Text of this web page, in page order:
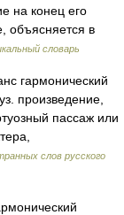
на конец его
объясняется в
словарь
гармонический
произведение,
пассаж или
слов русского